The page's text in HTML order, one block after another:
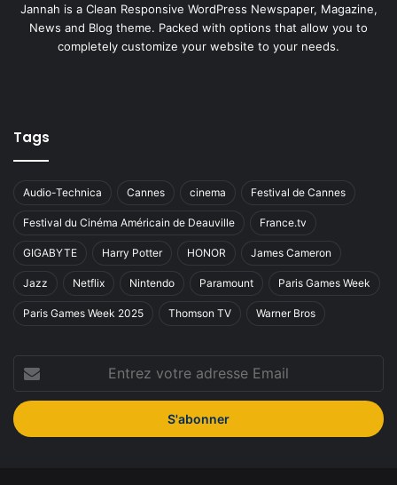
Jannah is a Clean Responsive WordPress Newspaper, Magazine,
News and Blog theme. Packed with options that allow you to
completely customize your website to your needs.
Tags
Audio-Technica Cannes cinema Festival de Cannes
Festival du Cinéma Américain de Deauville France.tv
GIGABYTE Harry Potter HONOR James Cameron
Jazz Netflix Nintendo Paramount Paris Games Week
Paris Games Week 2025 Thomson TV Warner Bros
votre
adresse
Email